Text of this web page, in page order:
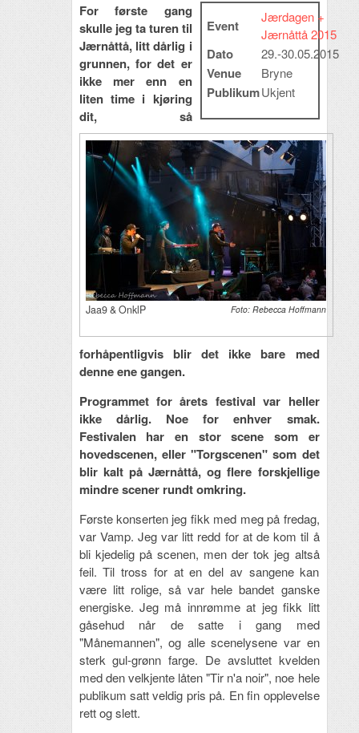
Event
Jærdagen +
Jærnåttå 2015
Dato 29.-30.05.2015
Venue Bryne
PublikumUkjent
Jaa9 & OnklP Foto: Rebecca Hoffmann
For første gang
skulle jeg ta turen til
Jærnåttå, litt dårlig i
grunnen, for det er
ikke mer enn en
liten time i kjøring
dit, så
forhåpentligvis blir det ikke bare med
denne ene gangen.
Programmet for årets festival var heller
ikke dårlig. Noe for enhver smak.
Festivalen har en stor scene som er
hovedscenen, eller "Torgscenen" som det
blir kalt på Jærnåttå, og flere forskjellige
mindre scener rundt omkring.
Første konserten jeg fikk med meg på fredag,
var Vamp. Jeg var litt redd for at de kom til å
bli kjedelig på scenen, men der tok jeg altså
feil. Til tross for at en del av sangene kan
være litt rolige, så var hele bandet ganske
energiske. Jeg må innrømme at jeg fikk litt
gåsehud når de satte i gang med
"Månemannen", og alle scenelysene var en
sterk gul-grønn farge. De avsluttet kvelden
med den velkjente låten "Tir n'a noir", noe hele
publikum satt veldig pris på. En fin opplevelse
rett og slett.